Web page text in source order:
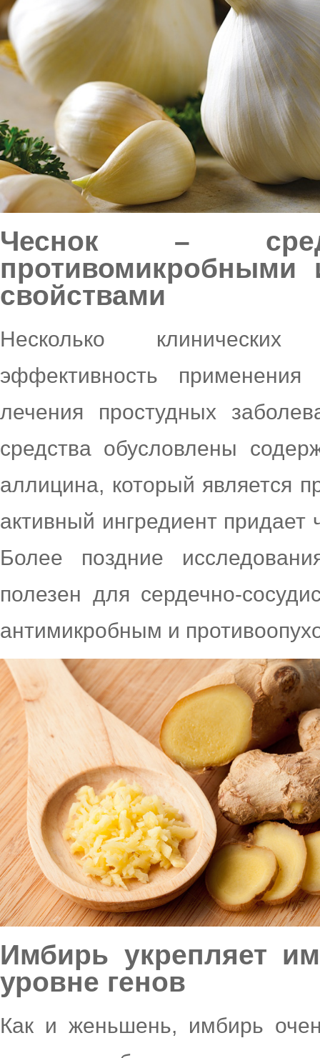
Чеснок –
противомикробными
свойствами
Несколько клинических
эффективность
лечения простудных
средства обусловлены
аллицина, который является
активный ингредиент придает
Более поздние
полезен для сердечно-
антимикробным и
Имбирь укрепляет
уровне генов
Как и женьшень, имбирь